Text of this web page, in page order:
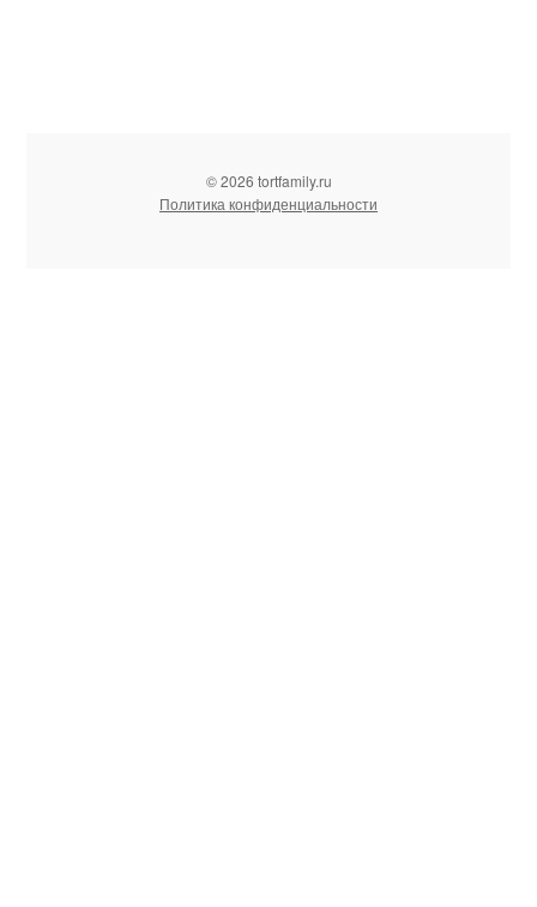
© 2026 tortfamily.ru
Политика конфиденциальности